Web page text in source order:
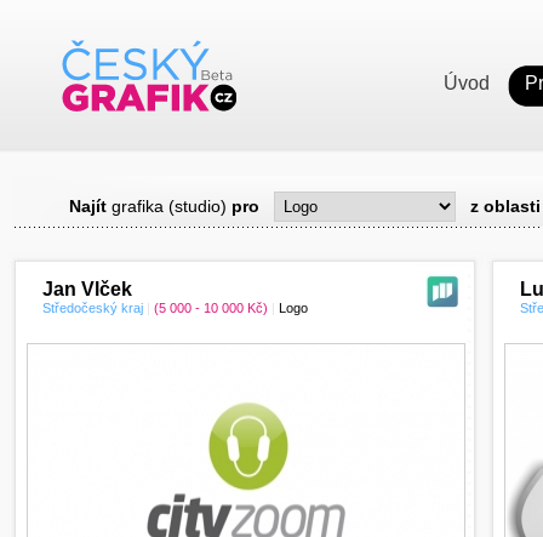
Úvod
Najít grafika (studio) pro z oblasti
Jan Vlček
Středočeský kraj | (5 000 - 10 000 Kč) | Logo